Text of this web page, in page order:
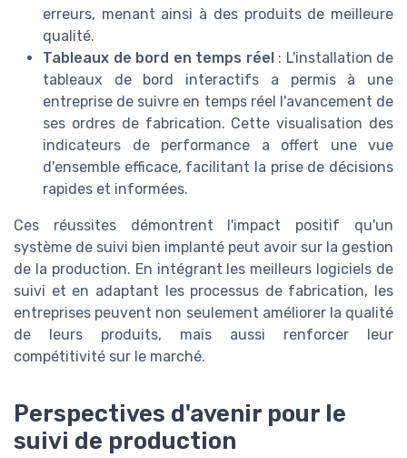
erreurs, menant ainsi à des produits de meilleure
qualité.
Tableaux de bord en temps réel: L'installation de
tableaux de bord interactifs a permis à une
entreprise de suivre en temps réel l'avancement de
ses ordres de fabrication. Cette visualisation des
indicateurs de performance a offert une vue
d'ensemble efficace, facilitant la prise de décisions
rapides et informées.
Ces réussites démontrent l'impact positif qu'un
système de suivi bien implanté peut avoir sur la gestion
de la production. En intégrant les meilleurs logiciels de
suivi et en adaptant les processus de fabrication, les
entreprises peuvent non seulement améliorer la qualité
de leurs produits, mais aussi renforcer leur
compétitivité sur le marché.
Perspectives d'avenir pour le
suivi de production